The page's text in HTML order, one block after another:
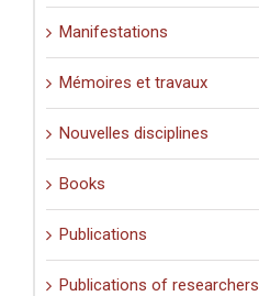
Manifestations
Mémoires et travaux
Nouvelles disciplines
Books
Publications
Publications of researchers